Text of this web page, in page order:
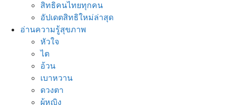
สิทธิคนไทยทุกคน
อัปเดตสิทธิใหม่ล่าสุด
อ่านความรู้สุขภาพ
หัวใจ
ไต
อ้วน
เบาหวาน
ดวงตา
ผู้หญิง